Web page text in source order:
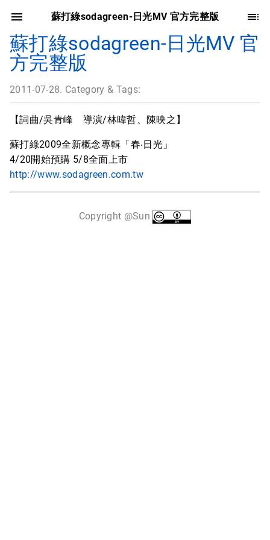
蘇打綠sodagreen-日光MV 官方完整版
蘇打綠sodagreen-日光MV 官
方完整版
2011-07-28. Category & Tags:
【詞曲/吳青峰 導演/林暐哲、陳映之】
蘇打綠2009全新概念專輯「春‧日光」
4/20開始預購 5/8全面上市
http://www.sodagreen.com.tw
Copyright @Sun